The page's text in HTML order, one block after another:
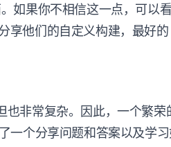
如果你不相信这一点，可以
享他们的自定义构建，最好
非常复杂。因此，一个繁荣
一个分享问题和答案以及学